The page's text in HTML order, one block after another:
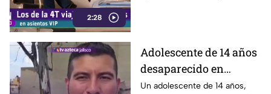
2:28
elevado gasto que han
generado.
Adolescente de 14 años
desaparecido en
Tlaquepaque es
Un adolescente de 14 años,